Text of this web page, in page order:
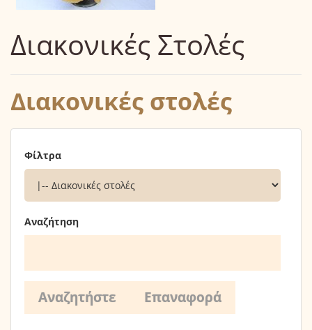
Διακονικές Στολές
Διακονικές στολές
Φίλτρα
Αναζήτηση